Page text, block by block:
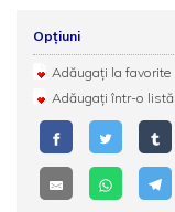
Opțiuni
Adăugați la favorite
Adăugați într-o listă